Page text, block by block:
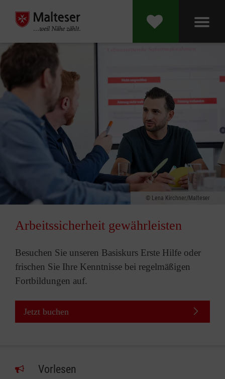
Lena Kirchner/Malteser
Arbeitssicherheit gewährleisten
Besuchen Sie unseren Basiskurs Erste Hilfe oder
frischen Sie Ihre Kenntnisse bei regelmäßigen
Fortbildungen auf.
Jetzt buchen
Vorlesen